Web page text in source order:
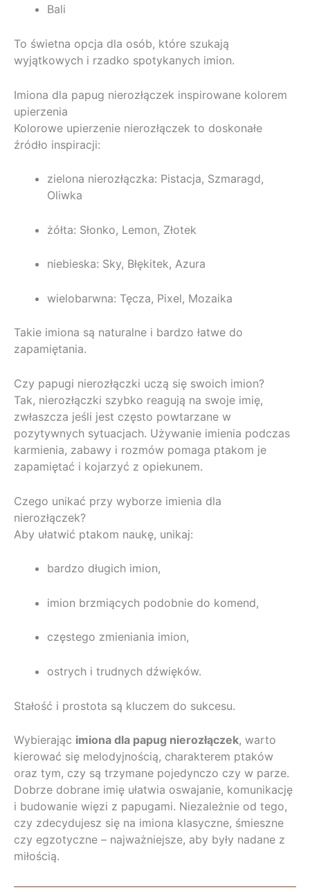
Bali
To świetna opcja dla osób, które szukają
wyjątkowych i rzadko spotykanych imion.
Imiona dla papug nierozłączek inspirowane kolorem
upierzenia
Kolorowe upierzenie nierozłączek to doskonałe
źródło inspiracji:
zielona nierozłączka: Pistacja, Szmaragd,
Oliwka
żółta: Słonko, Lemon, Złotek
niebieska: Sky, Błękitek, Azura
wielobarwna: Tęcza, Pixel, Mozaika
Takie imiona są naturalne i bardzo łatwe do
zapamiętania.
Czy papugi nierozłączki uczą się swoich imion?
Tak, nierozłączki szybko reagują na swoje imię,
zwłaszcza jeśli jest często powtarzane w
pozytywnych sytuacjach. Używanie imienia podczas
karmienia, zabawy i rozmów pomaga ptakom je
zapamiętać i kojarzyć z opiekunem.
Czego unikać przy wyborze imienia dla
nierozłączek?
Aby ułatwić ptakom naukę, unikaj:
bardzo długich imion,
imion brzmiących podobnie do komend,
częstego zmieniania imion,
ostrych i trudnych dźwięków.
Stałość i prostota są kluczem do sukcesu.
Wybierając imiona dla papug nierozłączek, warto
kierować się melodyjnością, charakterem ptaków
oraz tym, czy są trzymane pojedynczo czy w parze.
Dobrze dobrane imię ułatwia oswajanie, komunikację
i budowanie więzi z papugami. Niezależnie od tego,
czy zdecydujesz się na imiona klasyczne, śmieszne
czy egzotyczne – najważniejsze, aby były nadane z
miłością.